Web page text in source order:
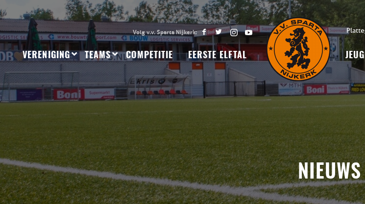
VERENIGING TEAMS COMPETITIE EERSTE ELFTAL
NIEUWS